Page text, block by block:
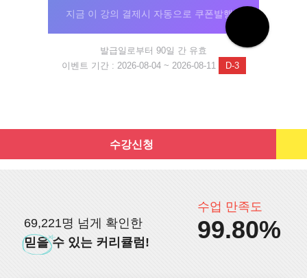
지금 이 강의 결제시 자동으로 쿠폰발행!
발급일로부터 90일 간 유효
이벤트 기간 : 2026-08-04 ~ 2026-08-11
D-3
수강신청
69,221명 넘게 확인한
믿을수 있는 커리큘럼!
수업 만족도
99.80%